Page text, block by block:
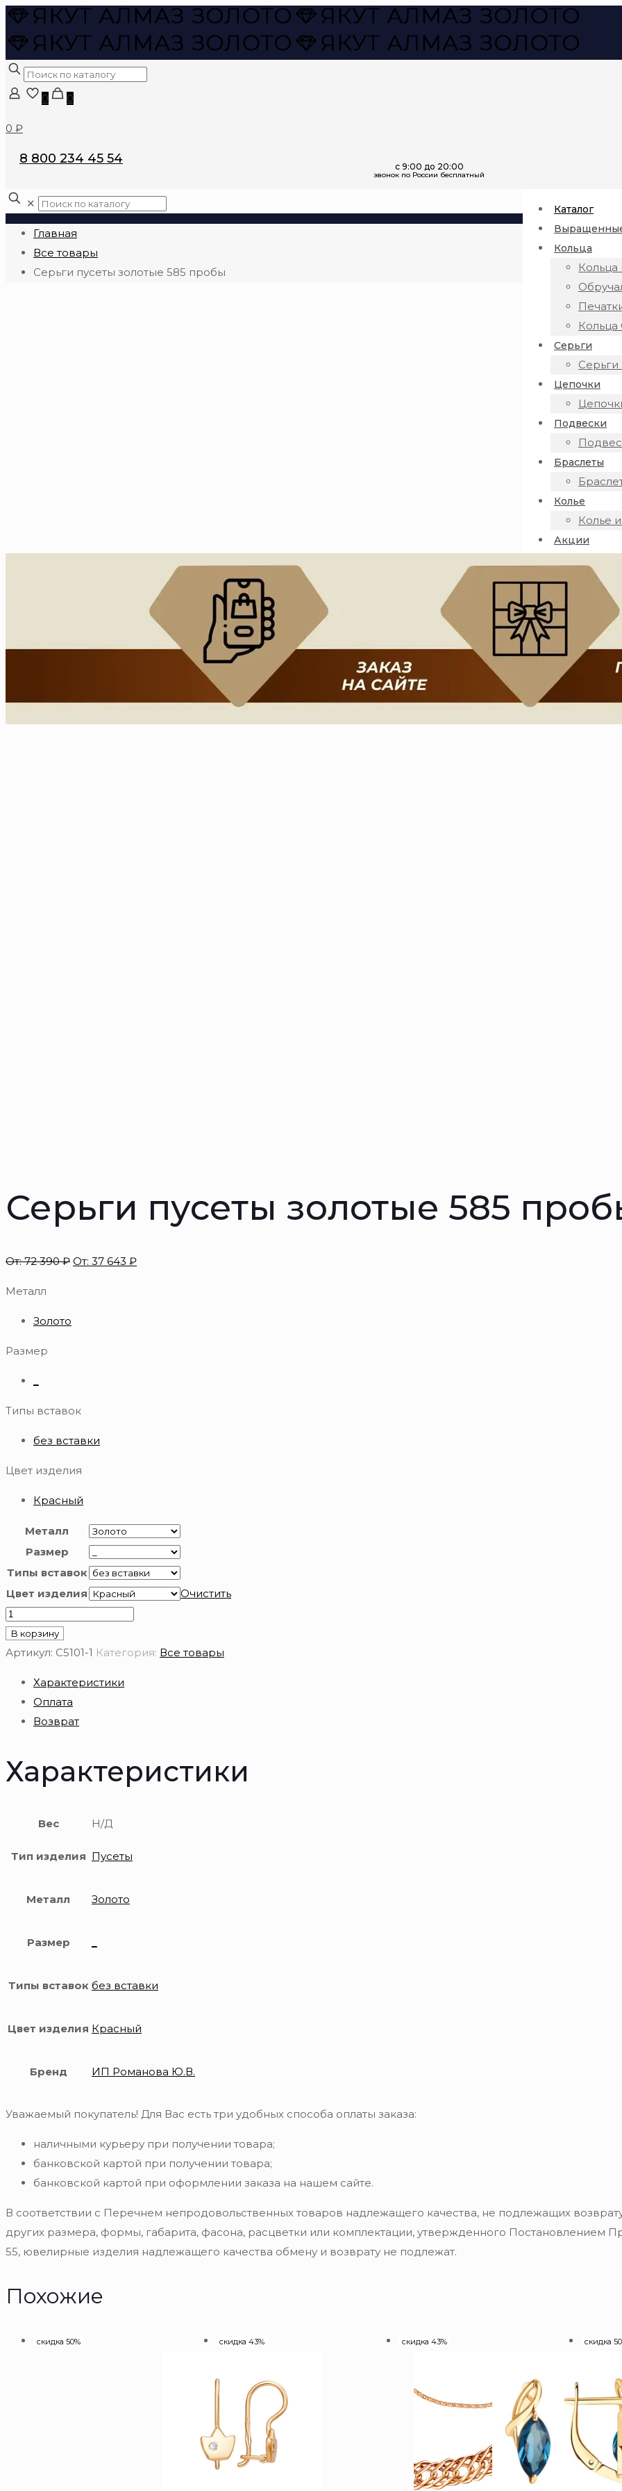
0 0
0 ₽
8 800 234 45 54
Каталог
Кольца
Кольца
Кольца
Серьги
Серьги
Цепочки
Подвески
Браслеты
Колье
Колье
Акции
✕
Главная
Все товары
Серьги пусеты золотые 585 пробы
Серьги пусеты золотые 585
От:72 390₽ От: 37 643 ₽
Металл
Золото
Размер
Типы вставок
без вставки
Цвет изделия
Красный
Металл
Размер
Типы вставок
Цвет изделия
Очистить
Количество
товара
Серьги
золотые
пробы
В корзину
Артикул: С5101-1 Категория: Все товары
Характеристики
Оплата
Возврат
Характеристики
Вес Н/Д
Тип изделия Пусеты
Металл Золото
Размер
Типы вставок без вставки
Цвет изделия Красный
Бренд ИП Романова Ю.В.
Уважаемый покупатель! Для Вас есть три удобных способа оплаты заказа:
наличными курьеру при получении товара;
банковской картой при получении товара;
банковской картой при оформлении заказа на нашем сайте.
В соответствии с Перечнем непродовольственных товаров надлежащего качества, не подлежащих
других размера, формы, габарита, фасона, расцветки или комплектации, утвержденного Постановлением
55, ювелирные изделия надлежащего качества обмену и возврату не подлежат.
Похожие
скидка 50% скидка 43% скидка 43% скидка